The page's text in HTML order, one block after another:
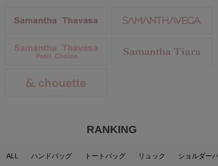
RANKING
ALL ハンドバッグ トートバッグ リュック ショルダー